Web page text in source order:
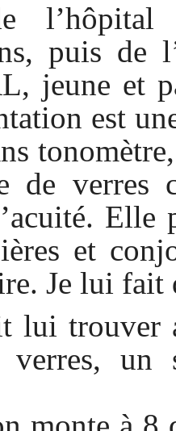
puis de
jeune et
est
de verres
Elle
et
Je lui
lui trouver
un